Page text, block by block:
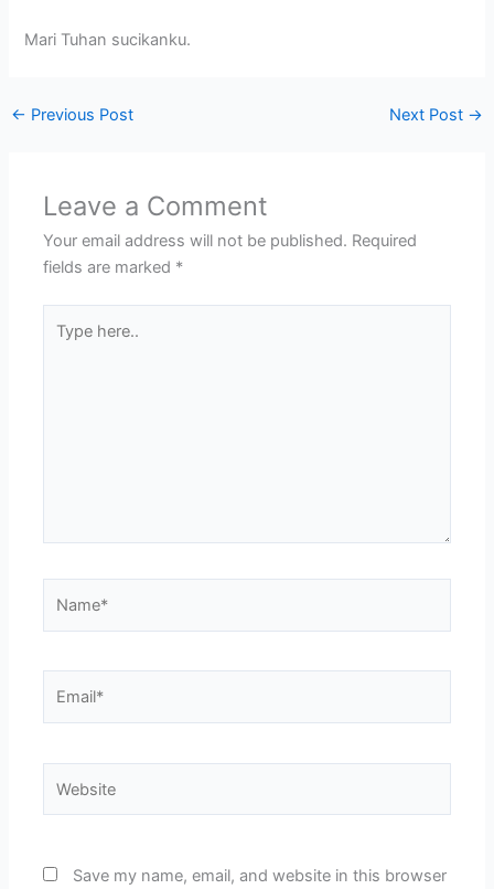
Mari Tuhan sucikanku.
← Previous Post Next Post →
Leave a Comment
Your email address will not be published. Required
fields are marked *
here..
Save my name, email, and website in this browser